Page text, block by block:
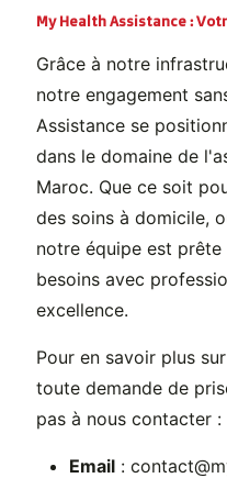
My Health Assistance :
Grâce à notre
notre engagement
Assistance se
dans le domaine de
Maroc. Que ce soit
des soins à domicile,
notre équipe est
besoins avec
excellence.
Pour en savoir plus
toute demande de
pas à nous contacter :
Email :